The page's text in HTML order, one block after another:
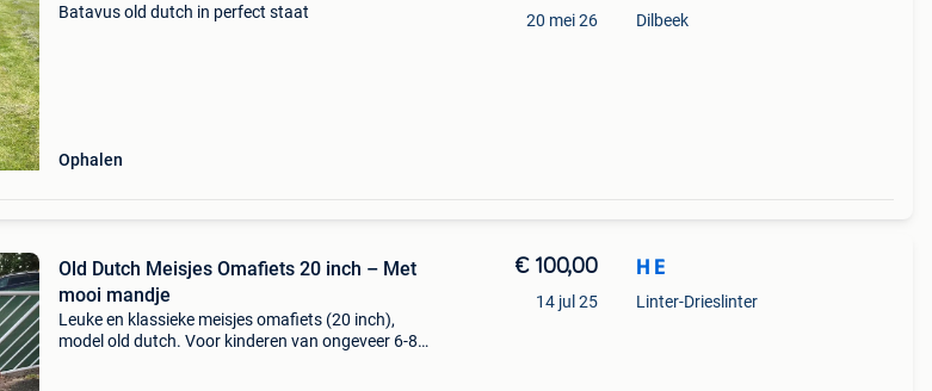
Batavus old dutch in perfect staat
Ophalen
20 mei 26 Dilbeek
Old Dutch Meisjes Omafiets 20 inch – Met
mooi mandje
Leuke en klassieke meisjes omafiets (20 inch),
model old dutch. Voor kinderen van ongeveer 6-8
€ 100,00
14 jul 25
H E
Linter-Drieslinter